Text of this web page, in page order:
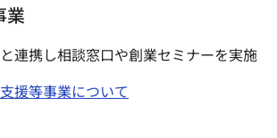
業
連携し相談窓口や創業セミナーを実施
援等事業について